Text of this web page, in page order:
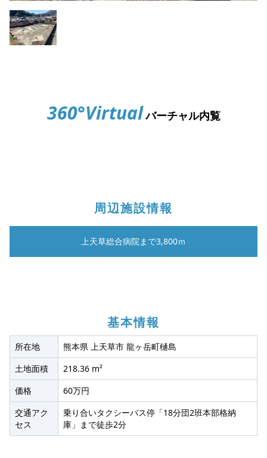
360°Virtualバーチャル内覧
周辺施設情報
上天草総合病院まで3,800ｍ
基本情報
所在地
熊本県 上天草市 龍ヶ岳町樋島
土地面積
218.36 m²
価格
60万円
交通アク
セス
乗り合いタクシーバス停「18分団2班本部格納
庫」まで徒歩2分